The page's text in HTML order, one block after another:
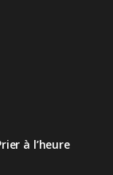
à l’heure